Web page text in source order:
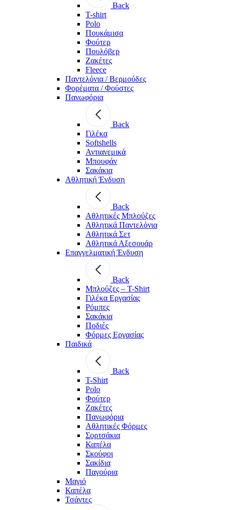
Back
T-shirt
Polo
Πουκάμισα
Φούτερ
Πουλόβερ
Ζακέτες
Fleece
Παντελόνια / Βερμούδες
Φορέματα / Φούστες
Πανωφόρια
Back
Γιλέκα
Softshells
Αντιανεμικά
Μπουφάν
Σακάκια
Αθλητική Ένδυση
Back
Aθλητικές Μπλούζες
Αθλητικά Παντελόνια
Αθλητικά Σετ
Αθλητικά Αξεσουάρ
Επαγγελματική Ένδυση
Back
Μπλούζες – T-Shirt
Γιλέκα Εργασίας
Ρόμπες
Σακάκια
Ποδιές
Φόρμες Εργασίας
Παιδικά
Back
T-Shirt
Polo
Φούτερ
Ζακέτες
Πανωφόρια
Αθλητικές Φόρμες
Σορτσάκια
Καπέλα
Σκούφοι
Σακίδια
Παγούρια
Μαγιό
Καπέλα
Τσάντες